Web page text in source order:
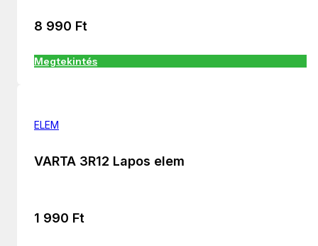
8 990 Ft
Megtekintés
ELEM
VARTA 3R12 Lapos elem
1 990 Ft